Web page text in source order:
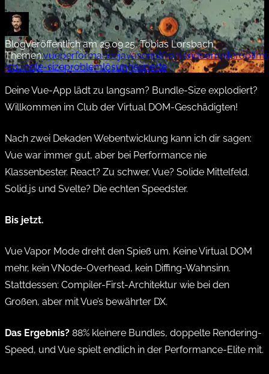
BlogVeröffentlich am 29.09.25, Tobias Lorsbach
Themen:vueperformancejavascriptfrontendcompiler
jsbundle-sizeproblemlösungexperte
Deine Vue-App lädt zu langsam? Bundle-Size explodiert?
Willkommen im Club der Virtual DOM-Geschädigten!
Nach zwei Dekaden Webentwicklung kann ich dir sagen:
Vue war immer gut, aber bei Performance nie
Klassenbester. React? Zu schwer. Vue? Solide Mittelfeld.
Solid.js und Svelte? Die echten Speedster.
Bis jetzt.
Vue Vapor Mode dreht den Spieß um. Keine Virtual DOM
mehr, kein VNode-Overhead, kein Diffing-Wahnsinn.
Stattdessen: Compiler-First-Architektur wie bei den
Großen, aber mit Vue’s bewährter DX.
Das Ergebnis? 88% kleinere Bundles, doppelte Rendering-
Speed, und Vue spielt endlich in der Performance-Elite mit.